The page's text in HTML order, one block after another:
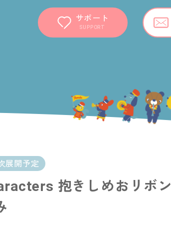
サポート
SUPPORT
展開予定
抱きしめおリボン